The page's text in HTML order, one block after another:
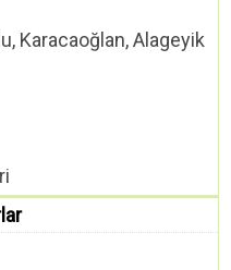
Karacaoğlan, Alageyik